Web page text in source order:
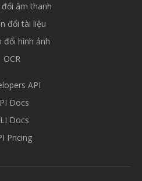
đổi âm thanh
đổi tài liệu
đổi hình ảnh
OCR
API
Docs
Docs
Pricing